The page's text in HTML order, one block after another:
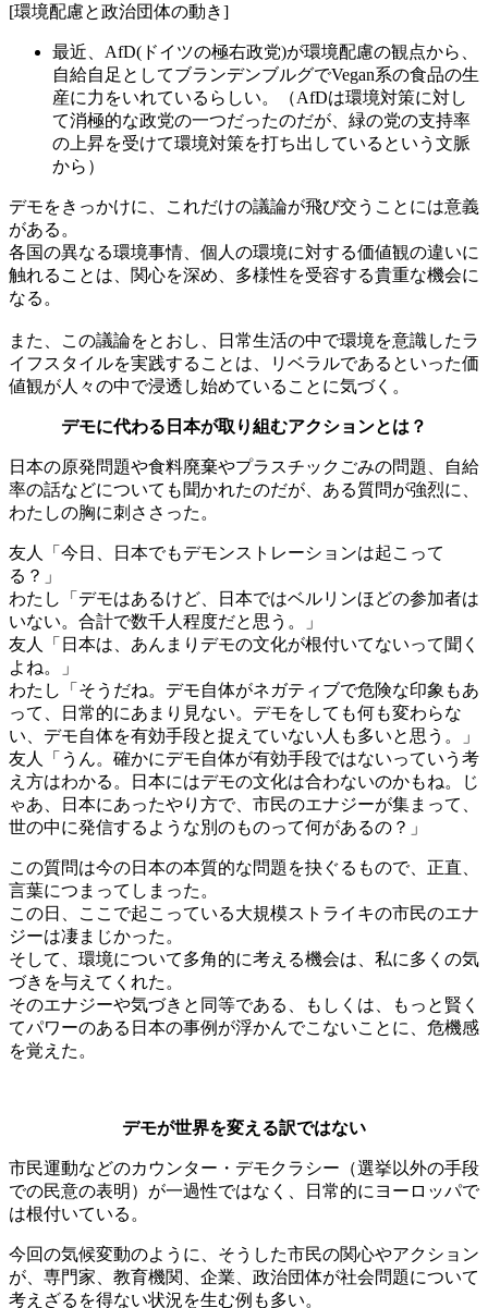
[環境配慮と政治団体の動き]
最近、AfD(ドイツの極右政党)が環境配慮の観点から、
自給自足としてブランデンブルグでVegan系の食品の生
産に力をいれているらしい。（AfDは環境対策に対し
て消極的な政党の一つだったのだが、緑の党の支持率
の上昇を受けて環境対策を打ち出しているという文脈
から）
デモをきっかけに、これだけの議論が飛び交うことには意義
がある。
各国の異なる環境事情、個人の環境に対する価値観の違いに
触れることは、関心を深め、多様性を受容する貴重な機会に
なる。
また、この議論をとおし、日常生活の中で環境を意識したラ
イフスタイルを実践することは、リベラルであるといった価
値観が人々の中で浸透し始めていることに気づく。
デモに代わる日本が取り組むアクションとは？
日本の原発問題や食料廃棄やプラスチックごみの問題、自給
率の話などについても聞かれたのだが、ある質問が強烈に、
わたしの胸に刺ささった。
友人「今日、日本でもデモンストレーションは起こって
る？」
わたし「デモはあるけど、日本ではベルリンほどの参加者は
いない。合計で数千人程度だと思う。」
友人「日本は、あんまりデモの文化が根付いてないって聞く
よね。」
わたし「そうだね。デモ自体がネガティブで危険な印象もあ
って、日常的にあまり見ない。デモをしても何も変わらな
い、デモ自体を有効手段と捉えていない人も多いと思う。」
友人「うん。確かにデモ自体が有効手段ではないっていう考
え方はわかる。日本にはデモの文化は合わないのかもね。じ
ゃあ、日本にあったやり方で、市民のエナジーが集まって、
世の中に発信するような別のものって何があるの？」
この質問は今の日本の本質的な問題を抉ぐるもので、正直、
言葉につまってしまった。
この日、ここで起こっている大規模ストライキの市民のエナ
ジーは凄まじかった。
そして、環境について多角的に考える機会は、私に多くの気
づきを与えてくれた。
そのエナジーや気づきと同等である、もしくは、もっと賢く
てパワーのある日本の事例が浮かんでこないことに、危機感
を覚えた。
デモが世界を変える訳ではない
市民運動などのカウンター・デモクラシー（選挙以外の手段
での民意の表明）が一過性ではなく、日常的にヨーロッパで
は根付いている。
今回の気候変動のように、そうした市民の関心やアクション
が、専門家、教育機関、企業、政治団体が社会問題について
考えざるを得ない状況を生む例も多い。